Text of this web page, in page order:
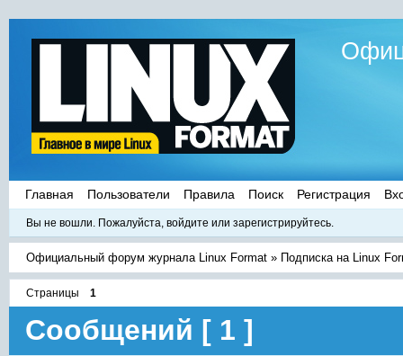
Главная Пользователи Правила Поиск Регистрация
Вы не вошли. Пожалуйста, войдите или зарегистрируйтесь.
Официальный форум журнала Linux Format » Подписка на Linux
Страницы 1
Сообщений [ 1 ]